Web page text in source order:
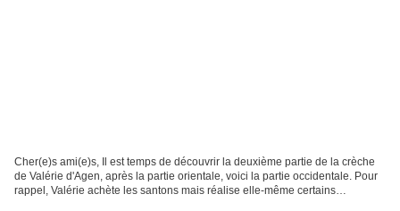
Cher(e)s ami(e)s, Il est temps de découvrir la deuxième partie de la crèche
de Valérie d'Agen, après la partie orientale, voici la partie occidentale. Pour
rappel, Valérie achète les santons mais réalise elle-même certains